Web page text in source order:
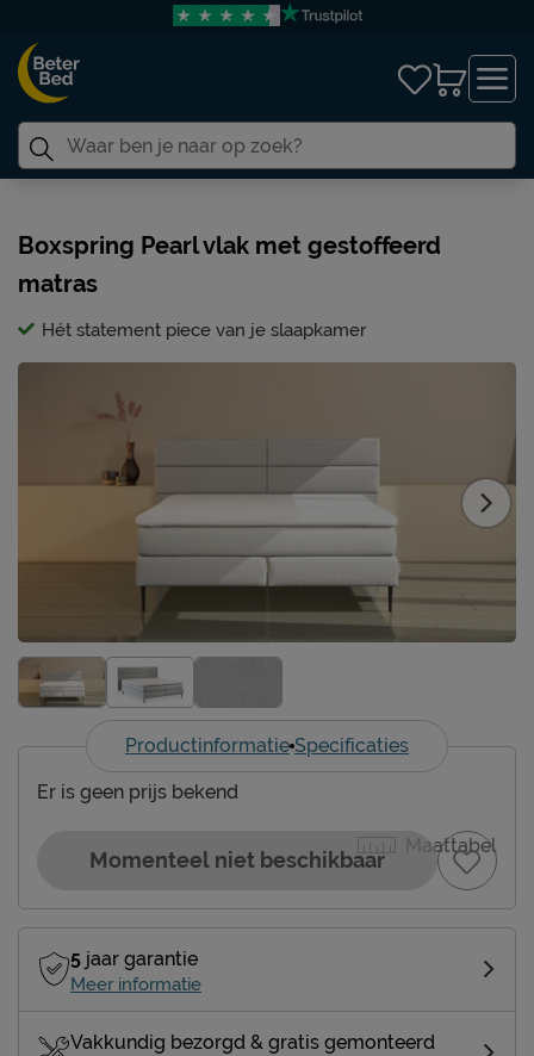
Boxspring Pearl vlak met gestoffeerd
matras
Hét statement piece van je slaapkamer
Productinformatie Specificaties
Maattabel
Er is geen prijs bekend
Momenteel niet beschikbaar
5 jaar garantie
Meer informatie
Vakkundig bezorgd & gratis gemonteerd